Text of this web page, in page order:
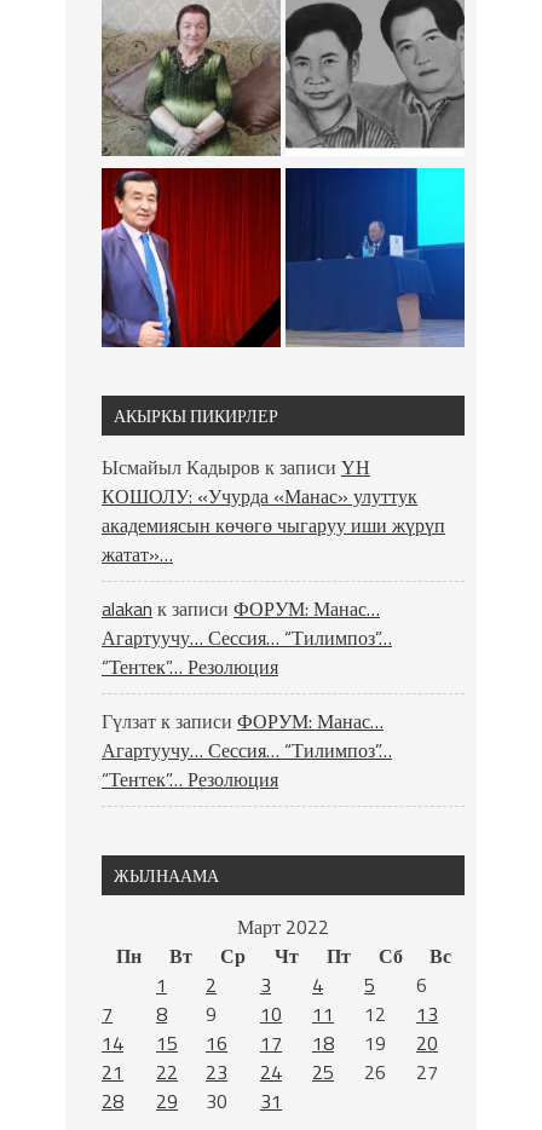
АКЫРКЫ ПИКИРЛЕР
Ысмайыл Кадыров к записи ҮН
КОШОЛУ: «Учурда «Манас» улуттук
академиясын көчөгө чыгаруу иши жүрүп
жатат»…
alakan к записи ФОРУМ: Манас…
Агартуучу… Сессия… “Тилимпоз”…
“Тентек”… Резолюция
Гүлзатк записи ФОРУМ: Манас…
Агартуучу… Сессия… “Тилимпоз”…
“Тентек”… Резолюция
ЖЫЛНААМА
Март 2022
Пн
Вт Ср Чт Пт Сб
Вс
1
2 3 4 5
6
7
8 9 10 11 12
13
14
15 16 17 18 19
20
21
22 23 24 25 26
27
28
29 30
31